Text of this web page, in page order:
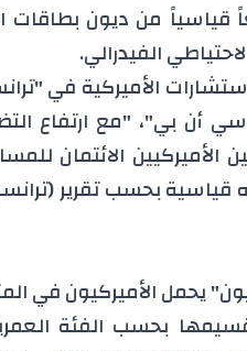
الفيدرالي.
الأميركية في
الائتمان
بحسب تقرير
بحسب الفئة